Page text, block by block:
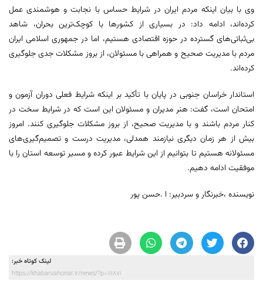
وی با بیان اینکه مردم ایران در شرایط حساس با نجابت و هوشمندی عمل
کرده‌اند، ادامه داد: در بسیاری از کشورها با کوچک‌ترین بحران، شاهد
بی‌ثباتی‌های گسترده در حوزه اقتصادی هستیم، اما در جمهوری اسلامی ایران
مردم با مدیریت صحیح و همراهی با مسئولان، از بروز مشکلات جدی جلوگیری
کرده‌اند.
استاندار خراسان جنوبی در پایان با تأکید بر اینکه شرایط فعلی دوران آزمون و
امتحان است، گفت: هنر مدیران و مسئولان این است که در شرایط سخت در
کنار مردم باشند و با مدیریت صحیح، از بروز مشکلات جلوگیری کنند. امروز
بیش از هر زمان دیگری نیازمند همدلی، مدیریت درست و تصمیم‌گیری‌های
مسئولانه هستیم تا بتوانیم از این شرایط عبور کرده و مسیر توسعه استان را با
موفقیت ادامه دهیم.
نویسنده ،خبرنگار و سردبیر: ا .حسن پور
لینک کوتاه خبر:
https://khabarvahonar.ir/news/?p=111871